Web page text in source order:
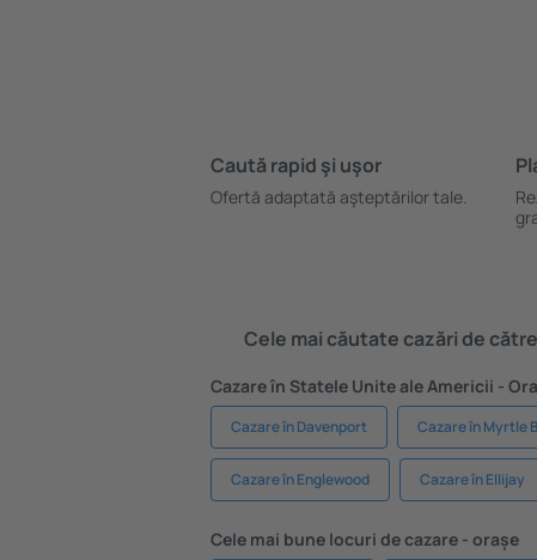
Caută rapid şi uşor
Ofertă adaptată aşteptărilor tale.
Cele mai căutate cazări de
Cazare în Statele Unite ale Americii -
Cazare în Davenport Cazare în Myrtle
Cazare în Englewood Cazare în Ellijay
Cele mai bune locuri de cazare - orașe